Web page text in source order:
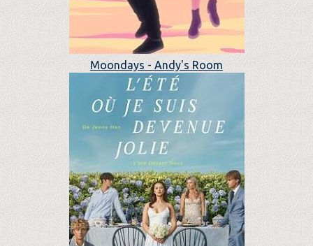
Moondays - Andy's Room